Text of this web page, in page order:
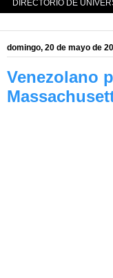
DIRECTORIO DE
domingo, 20 de mayo de
Venezolano